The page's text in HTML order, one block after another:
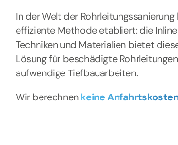
In der Welt der
effiziente Methode etabliert: die
Techniken und Materialien bietet
Lösung für beschädigte
aufwendige Tiefbauarbeiten.
Wir berechnenkeine Anfahrtskosten